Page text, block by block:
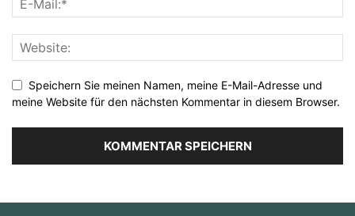
Speichern Sie meinen Namen, meine E-Mail-Adresse und
meine Website für den nächsten Kommentar in diesem Browser.